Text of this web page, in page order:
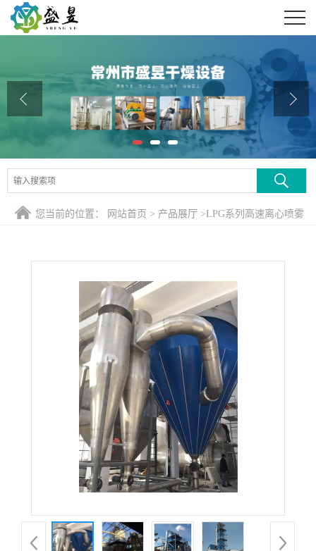
公司介绍
公司动态
产品展厅
证书荣誉
联系方式
您当前的位置： 网站首页 > 产品展厅 >LPG系列高速离心喷雾